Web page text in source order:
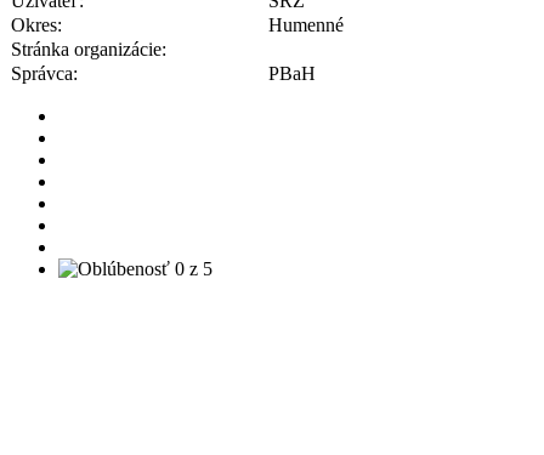
Okres:
Humenné
Stránka organizácie:
Správca:
PBaH